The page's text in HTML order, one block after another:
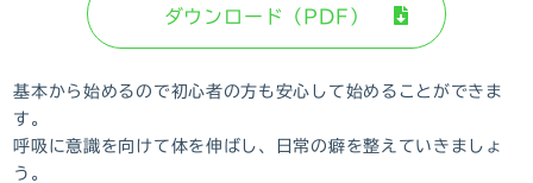
ダウンロード（PDF）
基本から始めるので初心者の方も安心して始めることができま
す。
呼吸に意識を向けて体を伸ばし、日常の癖を整えていきましょ
う。